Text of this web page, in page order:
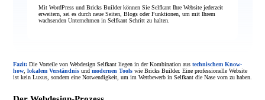
Mit WordPress und Bricks Builder können Sie Selfkant Ihre Website jederzeit
erweitern, sei es durch neue Seiten, Blogs oder Funktionen, um mit Ihrem
wachsenden Unternehmen in Selfkant Schritt zu halten.
Fazit:Die Vorteile von Webdesign Selfkant liegen in der Kombination aus technischem Know-
how, lokalem Verständnisund modernen Toolswie Bricks Builder. Eine professionelle Website
ist kein Luxus, sondern eine Notwendigkeit, um im Wettbewerb in Selfkant die Nase vorn zu haben.